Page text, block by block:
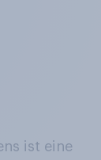
ist eine